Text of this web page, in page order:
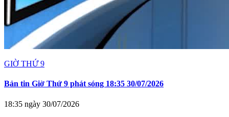
GIỜ THỨ 9
Bản tin Giờ Thứ 9 phát sóng 18:35 30/07/2026
18:35 ngày 30/07/2026